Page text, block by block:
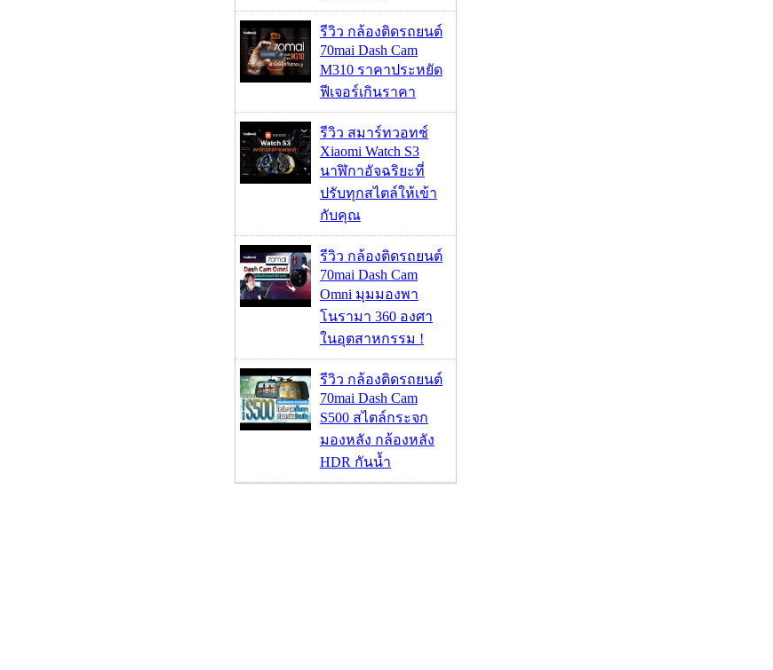
รีวิว กล้องติดรถยนต์
70mai Dash Cam
M310 ราคาประหยัด
ฟีเจอร์เกินราคา
รีวิว สมาร์ทวอทช์
Xiaomi Watch S3
นาฬิกาอัจฉริยะที่
ปรับทุกสไตล์ให้เข้า
กับคุณ
รีวิว กล้องติดรถยนต์
70mai Dash Cam
Omni มุมมองพา
โนรามา 360 องศา
ในอุตสาหกรรม !
รีวิว กล้องติดรถยนต์
70mai Dash Cam
S500 สไตล์กระจก
มองหลัง กล้องหลัง
HDR กันน้ำ